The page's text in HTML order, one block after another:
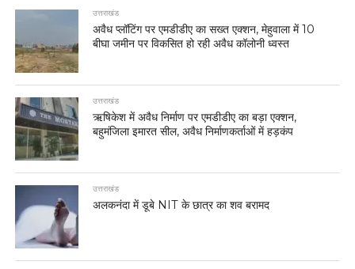
उत्तराखंड
अवैध प्लॉटिंग पर एमडीडीए का सख्त एक्शन, मेहुवाला में 10
बीघा जमीन पर विकसित हो रही अवैध कॉलोनी ध्वस्त
उत्तराखंड
ऋषिकेश में अवैध निर्माण पर एमडीडीए का बड़ा एक्शन,
बहुमंजिला इमारत सील, अवैध निर्माणकर्ताओं में हड़कंप
उत्तराखंड
अलकनंदा में डूबे NIT के छात्र का शव बरामद